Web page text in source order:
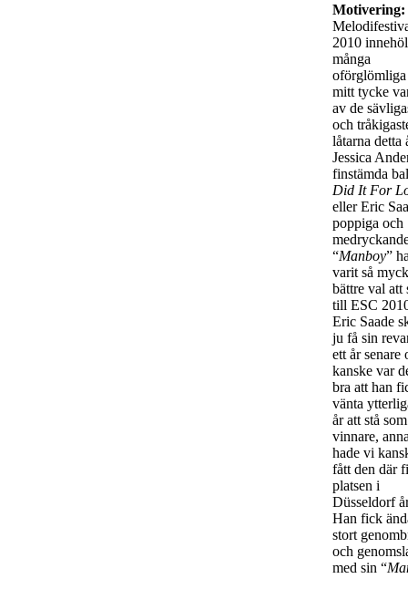
Motivering:
2010
många
mitt tycke
av de
och
låtarna detta
Jessica
finstämda
Did It For
eller Eric
poppiga och
“Manboy”
varit så
bättre val att
till ESC
Eric Saade
ju få sin
ett år senare
kanske var
bra att han
vänta
år att stå som
vinnare,
hade vi
fått den där
platsen i
Düsseldorf
Han fick
stort
och
med sin “